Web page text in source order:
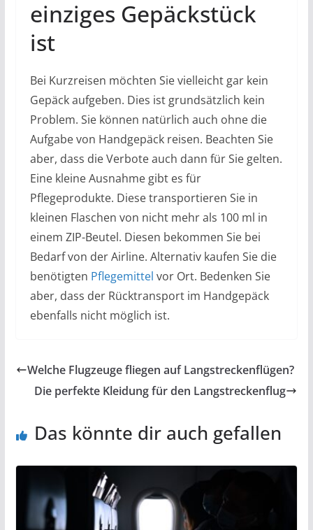
einziges Gepäckstück
ist
Bei Kurzreisen möchten Sie vielleicht gar kein
Gepäck aufgeben. Dies ist grundsätzlich kein
Problem. Sie können natürlich auch ohne die
Aufgabe von Handgepäck reisen. Beachten Sie
aber, dass die Verbote auch dann für Sie gelten.
Eine kleine Ausnahme gibt es für
Pflegeprodukte. Diese transportieren Sie in
kleinen Flaschen von nicht mehr als 100 ml in
einem ZIP-Beutel. Diesen bekommen Sie bei
Bedarf von der Airline. Alternativ kaufen Sie die
benötigten Pflegemittel vor Ort. Bedenken Sie
aber, dass der Rücktransport im Handgepäck
ebenfalls nicht möglich ist.
Welche Flugzeuge fliegen auf Langstreckenflügen?
Die perfekte Kleidung für den Langstreckenflug
Das könnte dir auch gefallen